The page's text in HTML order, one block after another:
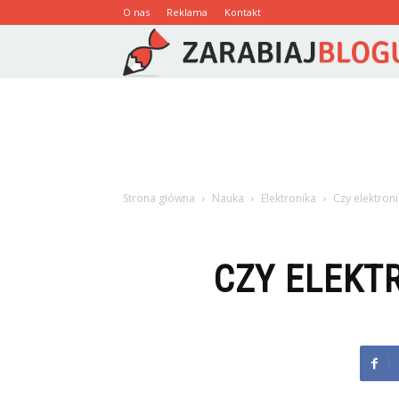
O nas Reklama Kontakt
Strona główna Nauka Elektronika Czy
CZY